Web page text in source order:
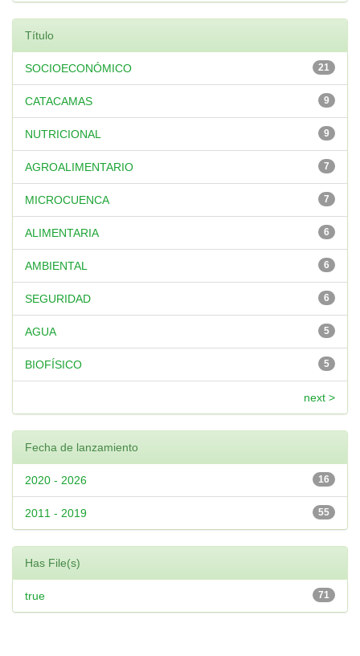
Título
21
SOCIOECONÓMICO
9
CATACAMAS
9
NUTRICIONAL
7
AGROALIMENTARIO
7
MICROCUENCA
6
ALIMENTARIA
6
AMBIENTAL
6
SEGURIDAD
5
AGUA
5
BIOFÍSICO
next >
Fecha de lanzamiento
16
2020 - 2026
55
2011 - 2019
Has File(s)
71
true